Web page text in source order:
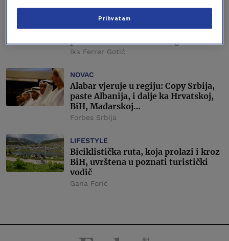
Svjetska banka: Zapadni Balkan čeka
bolja 2024. godina, ali region i dalje
gubi kvalitetnu radnu snagu zbog
Ika Ferrer Gotić
NOVAC
Alabar vjeruje u regiju: Copy Srbija,
paste Albanija, i dalje ka Hrvatskoj,
BiH, Mađarskoj…
Forbes Srbija
LIFESTYLE
Biciklistička ruta, koja prolazi i kroz
BiH, uvrštena u poznati turistički
vodič
Gana Forić
Prihvatam